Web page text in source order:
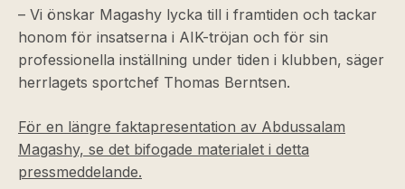
– Vi önskar Magashy lycka till i framtiden och tackar
honom för insatserna i AIK-tröjan och för sin
professionella inställning under tiden i klubben, säger
herrlagets sportchef Thomas Berntsen.
För en längre faktapresentation av Abdussalam
Magashy, se det bifogade materialet i detta
pressmeddelande.